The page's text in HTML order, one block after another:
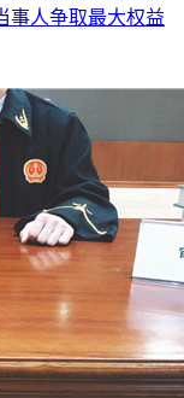
事人争取最大权益